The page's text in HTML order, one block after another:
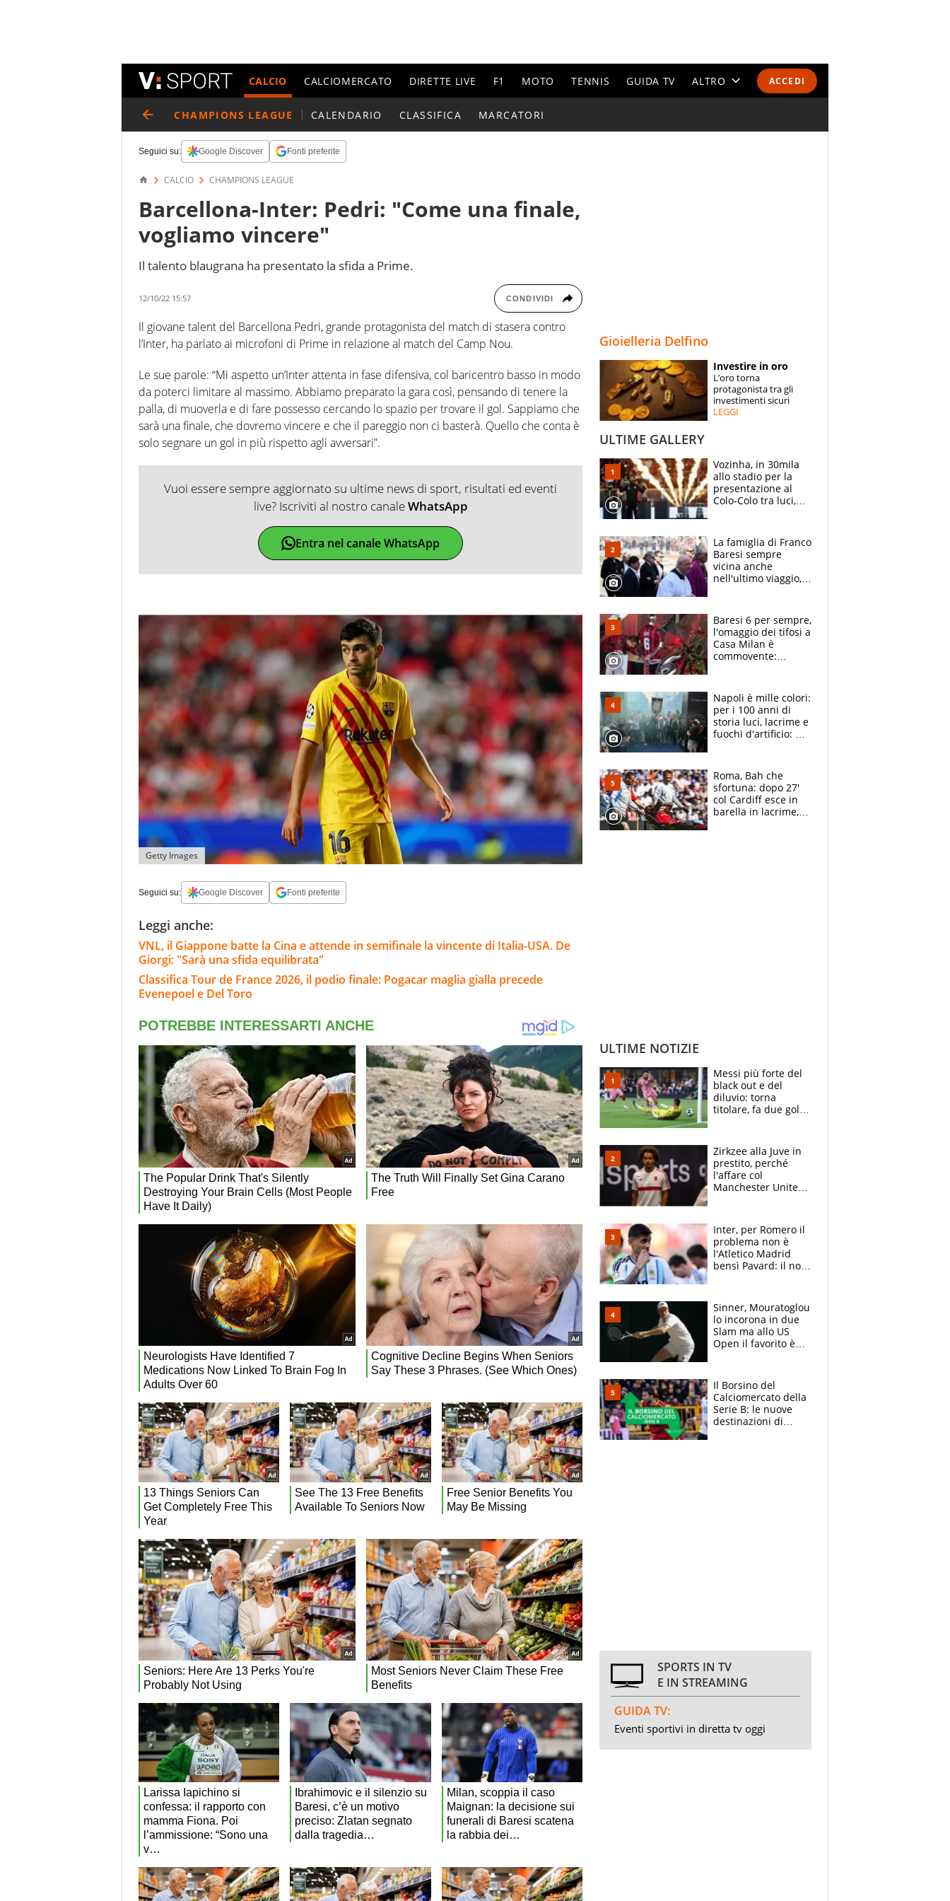
ACCEDI
CALCIO CALCIOMERCATO DIRETTE LIVE F1 MOTO TENNIS GUIDA TV ALTRO
ESPERTI
CONTATTI
CHAMPIONS LEAGUE CALENDARIO CLASSIFICA MARCATORI
Seguici su: Google Discover Fonti preferite
CALCIO CHAMPIONS LEAGUE
Barcellona-Inter: Pedri: "Come una finale,
vogliamo vincere"
Il talento blaugrana ha presentato la sfida a Prime.
12/10/22 15:57 CONDIVIDI
Il giovane talent del Barcellona Pedri, grande protagonista del match di stasera contro
l’Inter, ha parlato ai microfoni di Prime in relazione al match del Camp Nou.
Le sue parole: “Mi aspetto un’Inter attenta in fase difensiva, col baricentro basso in modo
da poterci limitare al massimo. Abbiamo preparato la gara così, pensando di tenere la
palla, di muoverla e di fare possesso cercando lo spazio per trovare il gol. Sappiamo che
sarà una finale, che dovremo vincere e che il pareggio non ci basterà. Quello che conta è
solo segnare un gol in più rispetto agli avversari”.
Vuoi essere sempre aggiornato su ultime news di sport, risultati ed eventi
live? Iscriviti al nostro canaleWhatsApp
Entra nel canale WhatsApp
Getty Images
Seguici su: Google Discover Fonti preferite
Leggi anche:
VNL, il Giappone batte la Cina e attende in semifinale la vincente di Italia-USA. De
Giorgi: "Sarà una sfida equilibrata"
Classifica Tour de France 2026, il podio finale: Pogacar maglia gialla precede
Evenepoel e Del Toro
Gioielleria Delfino
Investire in oro
L’oro torna
protagonista tra gli
investimenti sicuri
LEGGI
ULTIME GALLERY
Vozinha, in 30mila
allo stadio per la
presentazione al
Colo-Colo tra luci,
La famiglia di Franco
Baresi sempre
vicina anche
nell'ultimo viaggio,
circondati
dall'affetto dei tifosi
Baresi 6 per sempre,
l'omaggio dei tifosi a
Casa Milan è
commovente:
bigliettini
Napoli è mille colori:
per i 100 anni di
storia luci, lacrime e
fuochi d'artificio: De
Roma, Bah che
sfortuna: dopo 27'
col Cardiff esce in
barella in lacrime,
ULTIME NOTIZIE
Messi più forte del
black out e del
diluvio: torna
titolare, fa due gol e
che ritiro
Zirkzee alla Juve in
prestito, perché
l'affare col
Manchester United
Inter, per Romero il
problema non è
l'Atletico Madrid
bensì Pavard: il no
Sinner, Mouratoglou
lo incorona in due
Slam ma allo US
Open il favorito è
museo
Il Borsino del
Calciomercato della
Serie B: le nuove
destinazioni di
SPORTS IN TV
E IN STREAMING
GUIDA TV:
Eventi sportivi in diretta tv oggi